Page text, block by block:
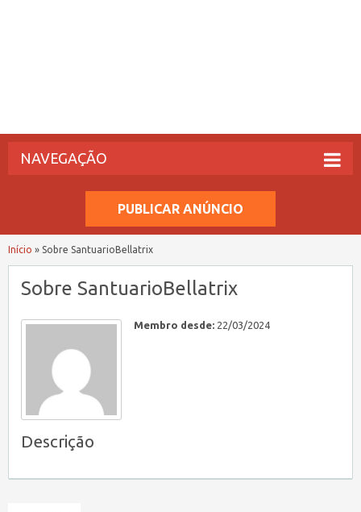
NAVEGAÇÃO
PUBLICAR ANÚNCIO
Início » Sobre SantuarioBellatrix
Sobre SantuarioBellatrix
Membro desde: 22/03/2024
Descrição